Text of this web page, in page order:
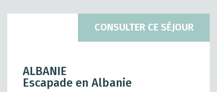
ALBANIE
Escapade en Albanie
CONSULTER CE SÉJOUR